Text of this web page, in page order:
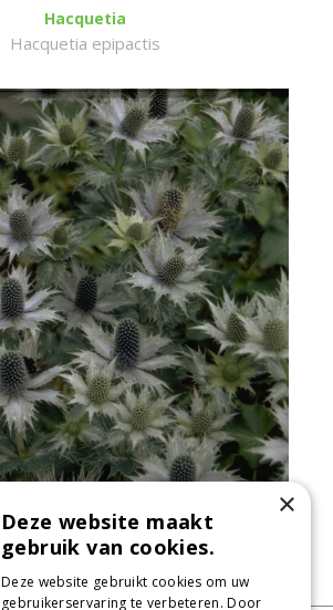
Hacquetia
Hacquetia epipactis
Ivoordistel
Eryngium giganteum
×
Deze website maakt
gebruik van cookies.
Deze website gebruikt cookies om uw
gebruikerservaring te verbeteren. Door